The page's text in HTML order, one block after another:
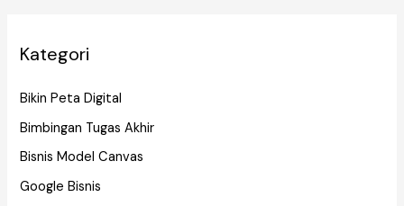
Kategori
Bikin Peta Digital
Bimbingan Tugas Akhir
Bisnis Model Canvas
Google Bisnis